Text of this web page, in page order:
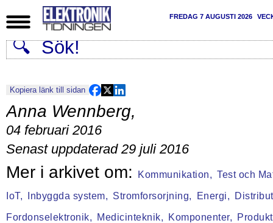
FREDAG 7 AUGUSTI 2026
Kopiera länk till sidan
Anna Wennberg,
04 februari 2016
Senast uppdaterad 29 juli 2016
Kommunikation, Test och
IoT, Inbyggda system, Stromforsorjning, Energi,
Fordonselektronik, Medicinteknik, Komponenter,